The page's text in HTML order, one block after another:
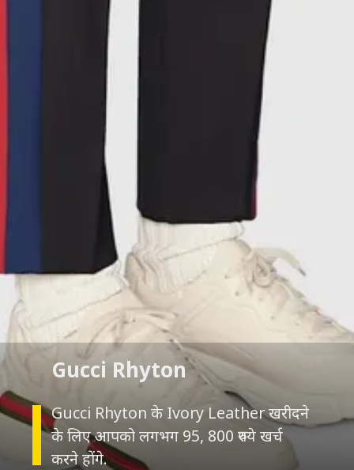
Gucci Rhyton के Ivory Leather खरीदने
के लिए आपको लगभग 95, 800 रुपये खर्च
करने होंगे.
Gucci Rhyton